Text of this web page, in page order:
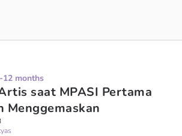
12 months
saat MPASI Pertama
Menggemaskan